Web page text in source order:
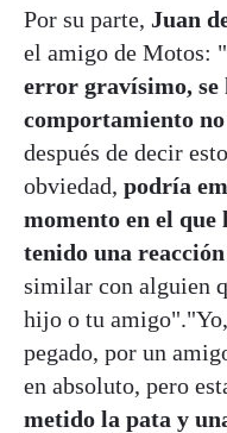
Por su parte, Juan
el amigo de Motos: "
error gravísimo, se
comportamiento no
después de decir
obviedad, podría
momento en el que
tenido una
similar con alguien
hijo o tu
pegado, por un
en absoluto, pero
metido la pata y